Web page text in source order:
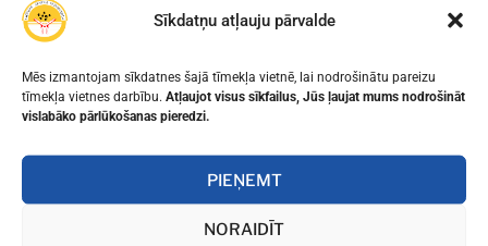
Sīkdatņu atļauju pārvalde
Mēs izmantojam sīkdatnes šajā tīmekļa vietnē, lai nodrošinātu pareizu
tīmekļa vietnes darbību. Atļaujot visus sīkfailus, Jūs ļaujat mums nodrošināt
vislabāko pārlūkošanas pieredzi.
PIEŅEMT
NORAIDĪT
Citas bildes skaties fotogalerijā.
IEPRIEKŠĒJAIS